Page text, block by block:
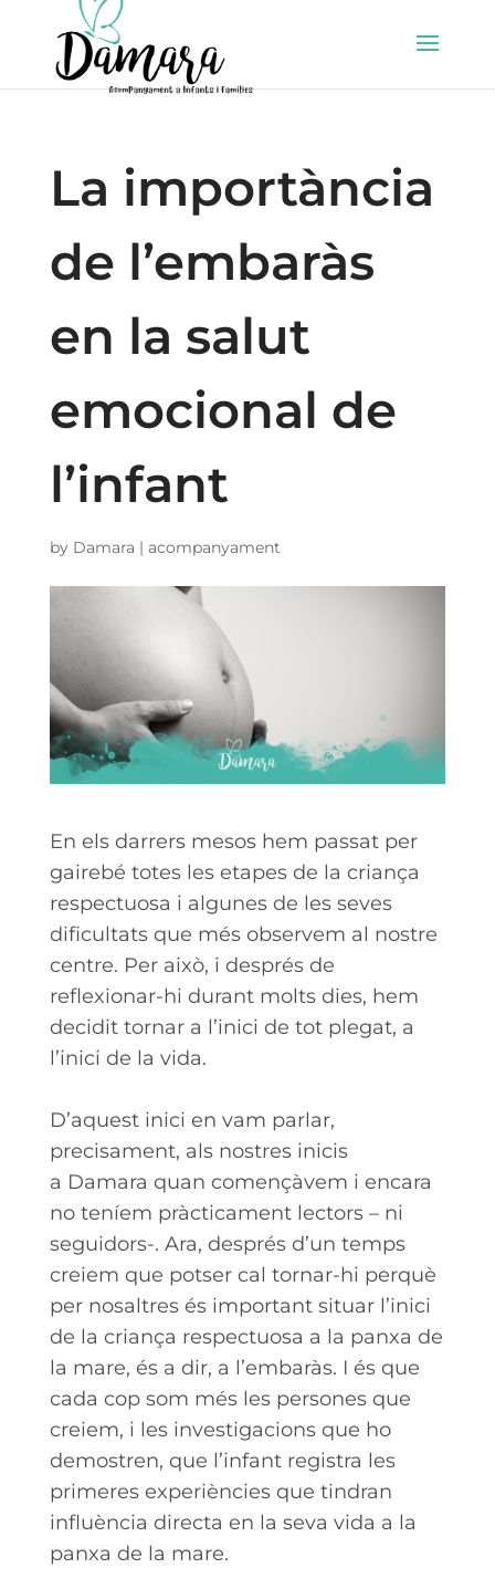
La importància
de l’embaràs
en la salut
emocional de
l’infant
by Damara | acompanyament
En els darrers mesos hem passat per
gairebé totes les etapes de la criança
respectuosa i algunes de les seves
dificultats que més observem al nostre
centre. Per això, i després de
reflexionar-hi durant molts dies, hem
decidit tornar a l’inici de tot plegat, a
l’inici de la vida.
D’aquest inici en vam parlar,
precisament, als nostres inicis
a Damara quan començàvem i encara
no teníem pràcticament lectors – ni
seguidors-. Ara, després d’un temps
creiem que potser cal tornar-hi perquè
per nosaltres és important situar l’inici
de la criança respectuosa a la panxa de
la mare, és a dir, a l’embaràs. I és que
cada cop som més les persones que
creiem, i les investigacions que ho
demostren, que l’infant registra les
primeres experiències que tindran
influència directa en la seva vida a la
panxa de la mare.